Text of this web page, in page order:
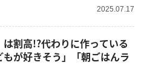
2025.07.17
は割高!?代わりに作っている
が好きそう」「朝ごはんラ